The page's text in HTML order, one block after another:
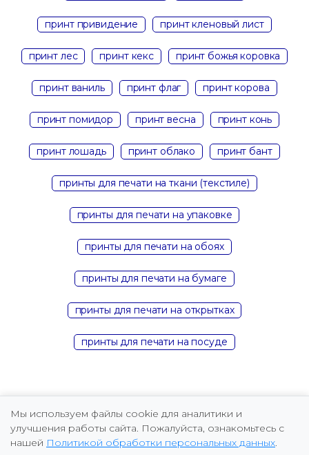
принт привидение принт кленовый лист
принт лес принт кекс принт божья коровка
принт ваниль принт флаг принт корова
принт помидор принт весна принт конь
принт лошадь принт облако принт бант
принты для печати на ткани (текстиле)
принты для печати на упаковке
принты для печати на обоях
принты для печати на бумаге
принты для печати на открытках
принты для печати на посуде
Мы используем файлы cookie для аналитики и
улучшения работы сайта. Пожалуйста, ознакомьтесь с
нашей Политикой обработки персональных данных.